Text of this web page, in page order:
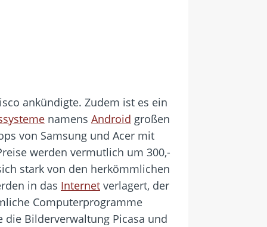
ankündigte. Zudem ist es ein
namens Android großen
von Samsung und Acer mit
werden vermutlich um 300,-
stark von den herkömmlichen
in das Internet verlagert, der
Computerprogramme
Bilderverwaltung Picasa und